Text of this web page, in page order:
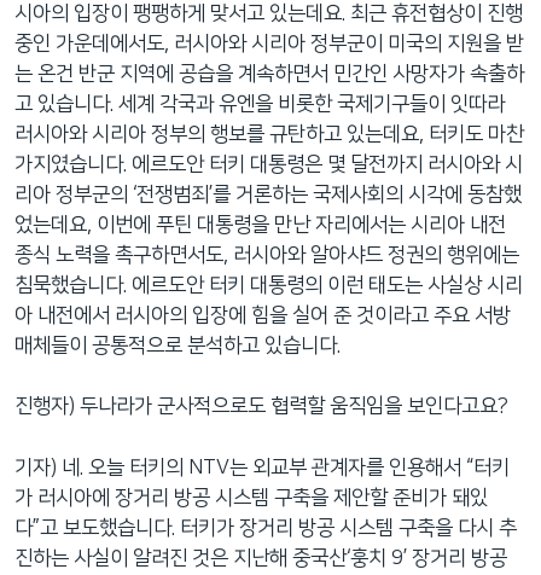
시아의 입장이 팽팽하게 맞서고 있는데요. 최근 휴전협상이 진행
중인 가운데에서도, 러시아와 시리아 정부군이 미국의 지원을 받
는 온건 반군 지역에 공습을 계속하면서 민간인 사망자가 속출하
고 있습니다. 세계 각국과 유엔을 비롯한 국제기구들이 잇따라
러시아와 시리아 정부의 행보를 규탄하고 있는데요, 터키도 마찬
가지였습니다. 에르도안 터키 대통령은 몇 달전까지 러시아와 시
리아 정부군의 ‘전쟁범죄’를 거론하는 국제사회의 시각에 동참했
었는데요, 이번에 푸틴 대통령을 만난 자리에서는 시리아 내전
종식 노력을 촉구하면서도, 러시아와 알아샤드 정권의 행위에는
침묵했습니다. 에르도안 터키 대통령의 이런 태도는 사실상 시리
아 내전에서 러시아의 입장에 힘을 실어 준 것이라고 주요 서방
매체들이 공통적으로 분석하고 있습니다.
진행자) 두나라가 군사적으로도 협력할 움직임을 보인다고요?
기자) 네. 오늘 터키의 NTV는 외교부 관계자를 인용해서 “터키
가 러시아에 장거리 방공 시스템 구축을 제안할 준비가 돼있
다”고 보도했습니다. 터키가 장거리 방공 시스템 구축을 다시 추
진하는 사실이 알려진 것은 지난해 중국산‘훙치 9’ 장거리 방공